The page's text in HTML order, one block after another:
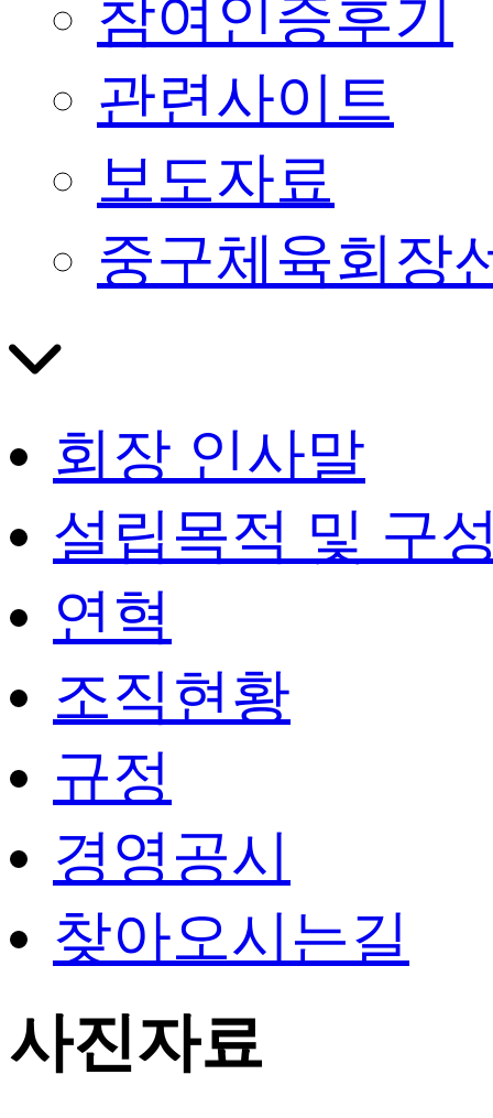
참여인증후기
관련사이트
보도자료
중구체육회장
회장 인사말
설립목적 및 구
연혁
조직현황
규정
경영공시
찾아오시는길
사진자료